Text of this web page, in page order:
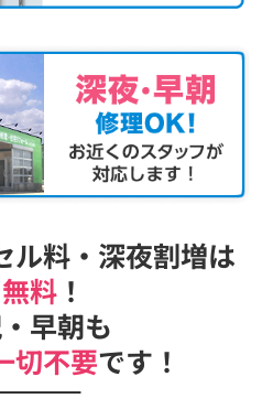
ル料・深夜割増は
無料！
早朝も
切不要です！